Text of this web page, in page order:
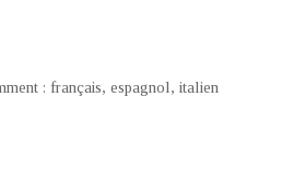
: français, espagnol, italien